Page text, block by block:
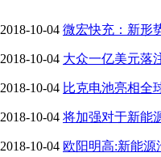
2018-10-04 微宏快充：新形
2018-10-04 大众一亿美元落
电池的终结者吗？ 【图】
2018-10-04 比克电池亮相全
行全场景
2018-10-04 将加强对于新能
2018-10-04 欧阳明高:新能